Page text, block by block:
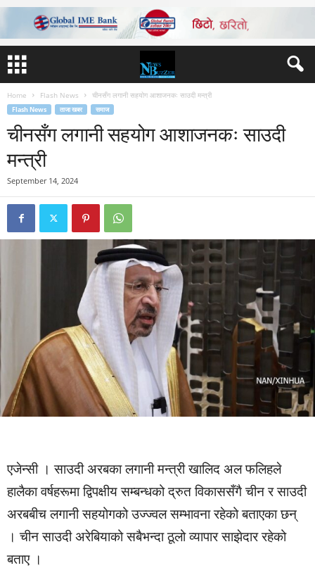
Home Flash News चीनसँग लगानी सहयोग आशाजनकः साउदी मन्त्री
Flash News ताजा खबर समाज
चीनसँग लगानी सहयोग आशाजनकः साउदी
मन्त्री
September 14, 2024
एजेन्सी । साउदी अरबका लगानी मन्त्री खालिद अल फलिहले
हालैका वर्षहरूमा द्विपक्षीय सम्बन्धको द्रुत विकाससँगै चीन र साउदी
अरबबीच लगानी सहयोगको उज्ज्वल सम्भावना रहेको बताएका छन्
। चीन साउदी अरेबियाको सबैभन्दा ठूलो व्यापार साझेदार रहेको
बताए ।